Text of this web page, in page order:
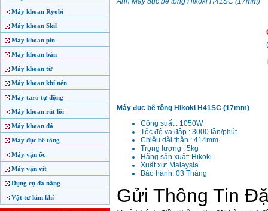
Máy khoan Ryobi
Máy khoan Skil
Máy khoan pin
Máy khoan bàn
Máy khoan từ
Máy khoan khí nén
Máy taro tự động
Máy khoan rút lõi
Máy khoan đá
Máy đục bê tông
Máy vặn ốc
Máy vặn vít
Dụng cụ đa năng
Vật tư kim khí
(
Máy đục bê tông Hikoki H41SC (17mm)
Công suất : 1050W
Tốc độ va đập : 3000 lần/phút
Chiều dài thân : 414mm
Trọng lượng : 5kg
Hãng sản xuất: Hikoki
Xuất xứ: Malaysia
Bảo hành: 03 Tháng